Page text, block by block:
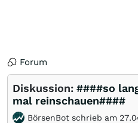
Forum
Diskussion: ####so
mal reinschauen####
BörsenBot schrieb am